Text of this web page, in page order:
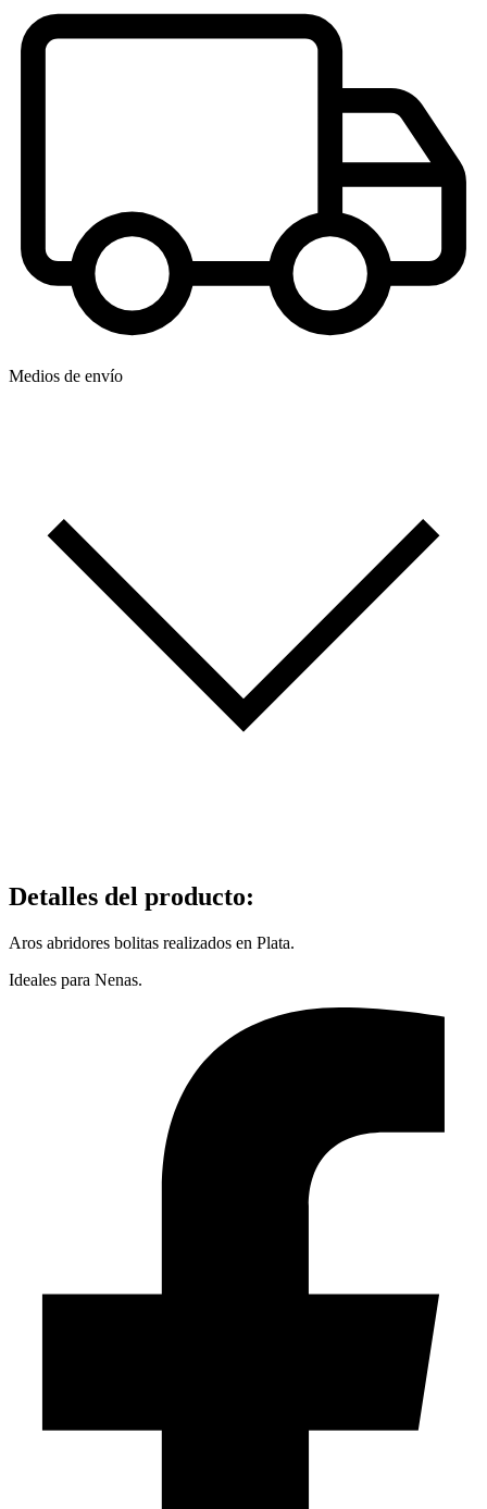
Medios de envío
Detalles del producto:
Aros abridores bolitas realizados en Plata.
Ideales para Nenas.